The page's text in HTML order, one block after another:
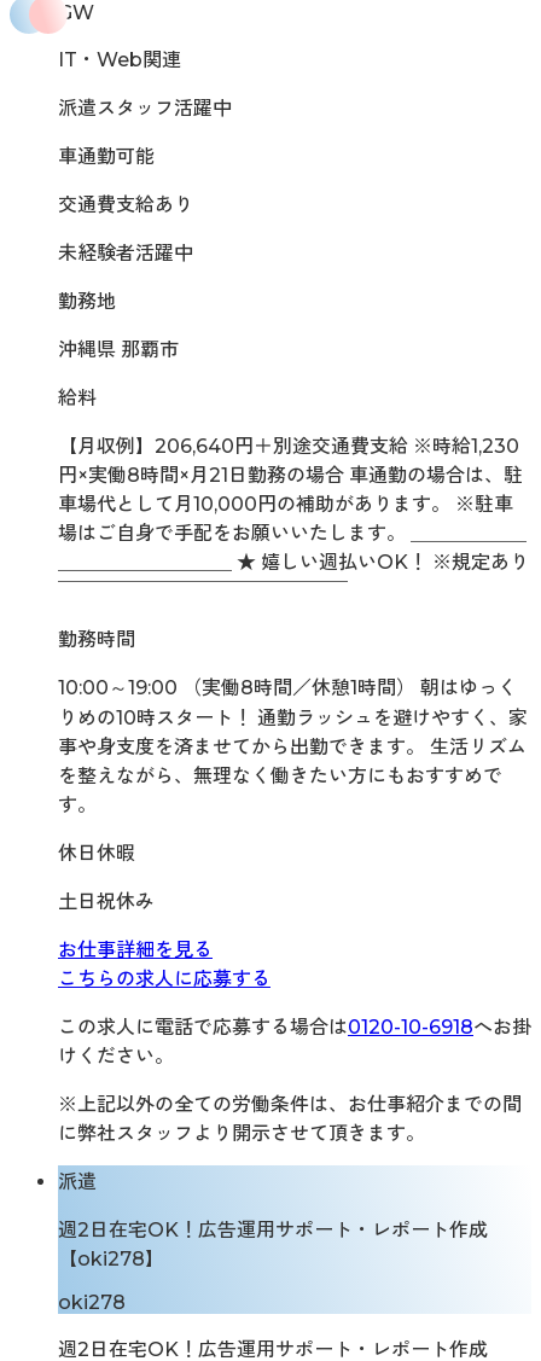
GW
IT・Web関連
派遣スタッフ活躍中
車通勤可能
交通費支給あり
未経験者活躍中
勤務地
沖縄県 那覇市
給料
【月収例】206,640円＋別途交通費支給 ※時給1,230
円×実働8時間×月21日勤務の場合 車通勤の場合は、駐
車場代として月10,000円の補助があります。 ※駐車
場はご自身で手配をお願いいたします。 ＿＿＿＿＿＿
＿＿＿＿＿＿＿＿＿ ★ 嬉しい週払いOK！ ※規定あり
勤務時間
10:00～19:00 （実働8時間／休憩1時間） 朝はゆっく
りめの10時スタート！ 通勤ラッシュを避けやすく、家
事や身支度を済ませてから出勤できます。 生活リズム
を整えながら、無理なく働きたい方にもおすすめで
す。
休日休暇
土日祝休み
お仕事詳細を見る
こちらの求人に応募する
この求人に電話で応募する場合は0120-10-6918へお掛
けください。
※上記以外の全ての労働条件は、お仕事紹介までの間
に弊社スタッフより開示させて頂きます。
派遣
週2日在宅OK！広告運用サポート・レポート作成
【oki278】
oki278
週2日在宅OK！広告運用サポート・レポート作成